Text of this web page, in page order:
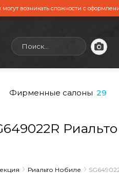
возникать сложности с
Фирменные салоны 29
Риальто Нобиле